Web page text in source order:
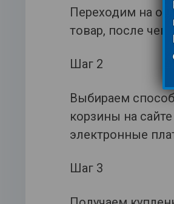
Переходим на
товар, после
Шаг 2
Выбираем
корзины на
электронные
Шаг 3